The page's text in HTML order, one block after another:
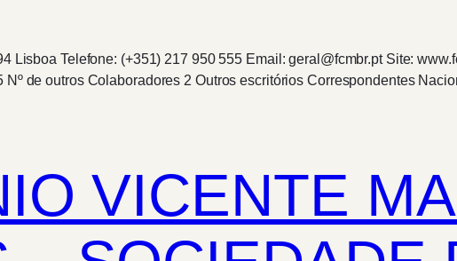
Lisboa Telefone: (+351) 217 950 555 Email: geral@fcmbr.pt Site:
de outros Colaboradores 2 Outros escritórios Correspondentes
VICENTE